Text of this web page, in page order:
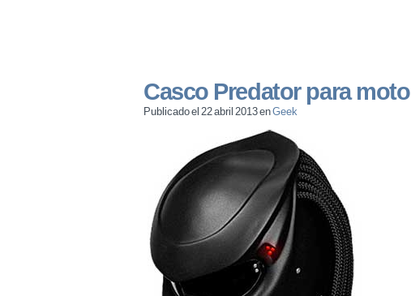
Casco Predator para moto
Publicado el 22 abril 2013 enGeek